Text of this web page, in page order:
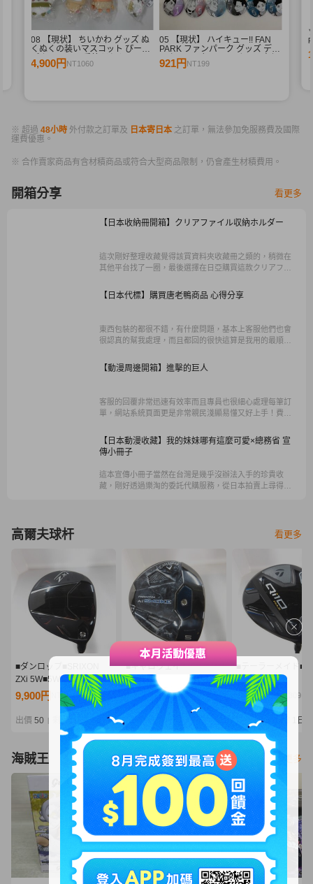
08 【現状】 ちいかわ グッズ ぬ
くぬくの装いマスコット ぴーぽ
ぽぬいぐるみ 季節だもんマスコ
ット うさぎ ハチワレ 他
4,900円 NT1060
05 【現状】 ハイキュー!! FAN
PARK ファンパーク グッズ デコ
レクション缶バッジ まとめ売り
牛島若利 宮侑 木兎光太郎 星海
921円 NT199
※ 超過 48小時 外付款之訂單及 日本寄日本 之訂單，無法參加免服務費及國際
運費優惠。
※ 合作賣家商品有含材積商品或符合大型商品限制，仍會產生材積費用。
開箱分享 看更多
【日本收納冊開箱】クリアファイル収納ホルダー
這次剛好整理收藏覺得該買資料夾收藏冊之類的，稍微在
其他平台找了一圈，最後選擇在日亞購買這款クリアファ
殼，內容物有2本收納冊+外殼，有外殼入櫃收納很方便。
【日本代標】購買唐老鴨商品 心得分享
東西包裝的都很不錯，有什麼問題，基本上客服他們也會
很認真的幫我處理，而且都回的很快這算是我用的最順手
【動漫周邊開箱】進擊的巨人
客服的回覆非常迅速有效率而且專員也很細心處理每筆訂
單，網站系統頁面更是非常親民淺顯易懂又好上手！費用
爆炸。
【日本動漫收藏】我的妹妹哪有這麼可愛×總務省 宣
傳小冊子
這本宣傳小冊子當然在台灣是幾乎沒辦法入手的珍貴收
藏，剛好透過樂淘的委託代購服務，從日本拍賣上尋得。
高爾夫球杆 看更多
■ダンロップ■SRIXON
ZXi 5W■5W■S■Diamana
ZXi 50■中古■1円～
9,900円 NT2,142
出價 50 剩餘
■キャロウェイ
■PARADYM Ai SMOKE
MAX
5W■5W■S■SPEEDER
NX BLACK 50■中古■1円
～
12,200円NT2,640
出價33 剩餘 1日
■テーラーメイド
MAX
BLUE TM50(Qi10
中古■1円～
6,050円NT1,309
出價31 1日
海賊王 看更多